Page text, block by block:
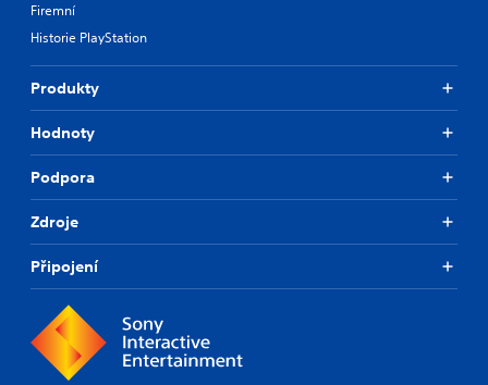
Firemní
Historie PlayStation
Produkty
Hodnoty
Podpora
Zdroje
Připojení